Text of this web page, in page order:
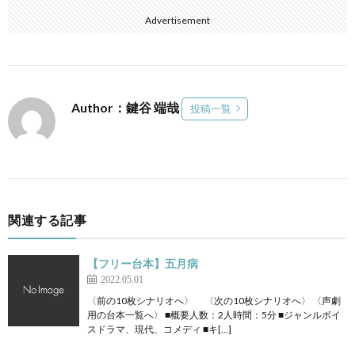
Advertisement
Author：鍵谷 端哉 投稿一覧
関連する記事
【フリー台本】五月病
2022.05.01
〈前の10枚シナリオへ〉 〈次の10枚シナリオへ〉 〈声劇
用の台本一覧へ〉 ■概要人数：2人時間：5分 ■ジャンルボイ
スドラマ、現代、コメディ ■キ[…]